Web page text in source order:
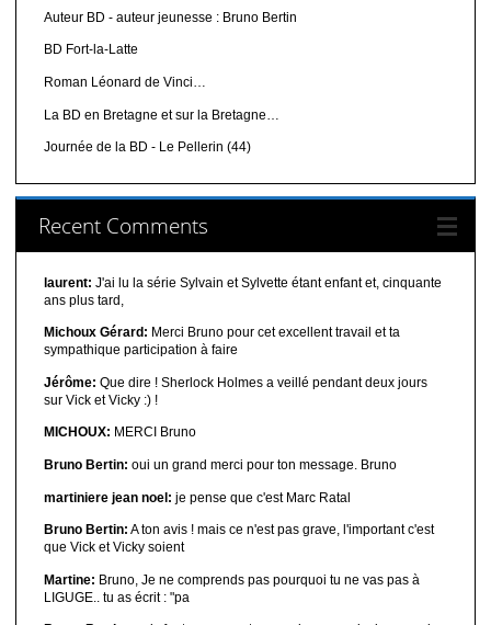
Auteur BD - auteur jeunesse : Bruno Bertin
BD Fort-la-Latte
Roman Léonard de Vinci…
La BD en Bretagne et sur la Bretagne…
Journée de la BD - Le Pellerin (44)
Recent Comments
laurent: J'ai lu la série Sylvain et Sylvette étant enfant et, cinquante
ans plus tard,
Michoux Gérard: Merci Bruno pour cet excellent travail et ta
sympathique participation à faire
Jérôme: Que dire ! Sherlock Holmes a veillé pendant deux jours
sur Vick et Vicky :) !
MICHOUX: MERCI Bruno
Bruno Bertin: oui un grand merci pour ton message. Bruno
martiniere jean noel: je pense que c'est Marc Ratal
Bruno Bertin: A ton avis ! mais ce n'est pas grave, l'important c'est
que Vick et Vicky soient
Martine: Bruno, Je ne comprends pas pourquoi tu ne vas pas à
LIGUGE.. tu as écrit : "pa